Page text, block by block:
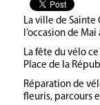
La ville de
l’occasion de
La fête du vélo
Place de la
Réparation de
fleuris, parcours